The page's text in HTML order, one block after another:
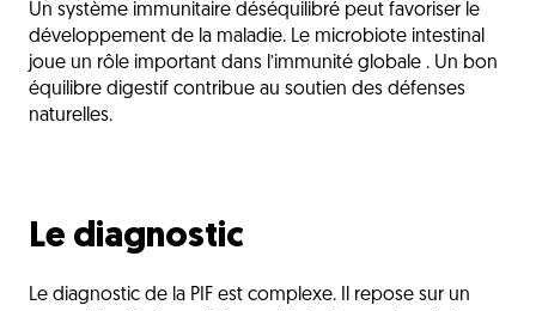
Un système immunitaire déséquilibré peut favoriser le
développement de la maladie. Le microbiote intestinal
joue un rôle important dans l’immunité globale . Un bon
équilibre digestif contribue au soutien des défenses
naturelles.
Le diagnostic
Le diagnostic de la PIF est complexe. Il repose sur un